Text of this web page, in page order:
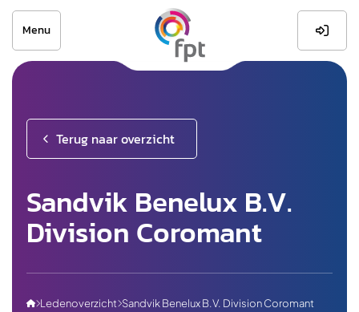
Menu 
Terug naar overzicht
Sandvik Benelux B.V.
Division Coromant
Ledenoverzicht Sandvik Benelux B.V. Division Coromant